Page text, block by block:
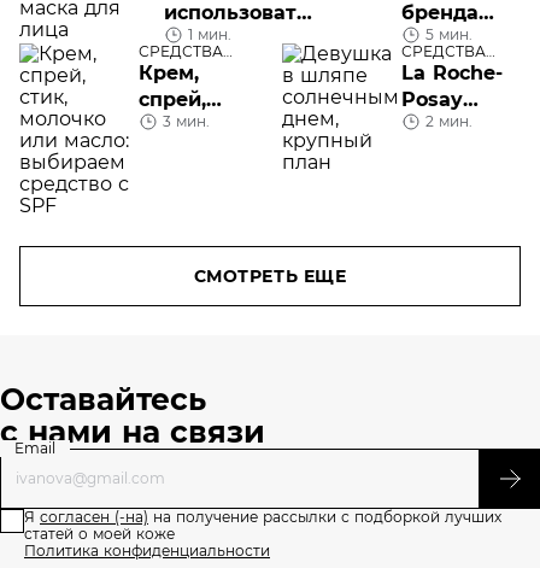
использовать
увлажняющую
маску для
лица
1 мин.
бренда
Shu
Uemura
5 мин.
СРЕДСТВА
УХОДА
Крем,
спрей,
стик,
3 мин.
СРЕДСТВА
УХОДА
La Roche-
Posay
Anthelios
2 мин.
СМОТРЕТЬ ЕЩЕ
Оставайтесь
с нами на связи
Email
Я согласен (-на) на получение рассылки с подборкой лучших
статей о моей коже
Политика конфиденциальности